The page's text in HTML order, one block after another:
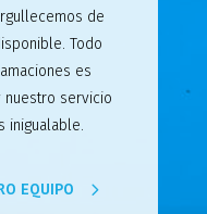
de
Todo
es
servicio
inigualable.
EQUIPO